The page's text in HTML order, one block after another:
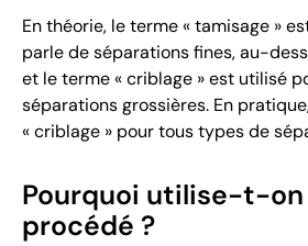
En théorie, le terme « tamisage »
parle de séparations fines, au-
et le terme « criblage » est utilisé
séparations grossières. En
« criblage » pour tous types de
Pourquoi utilise-t-on
procédé ?